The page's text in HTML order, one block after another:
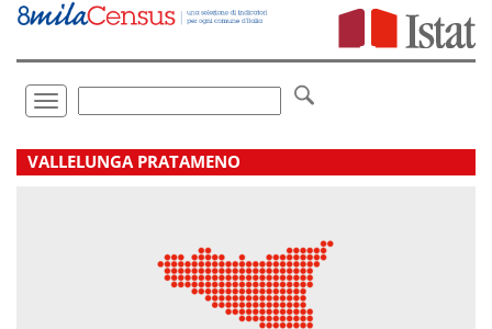
Vai
direttamente
Toggle
navigation
.
VALLELUNGA PRATAMENO